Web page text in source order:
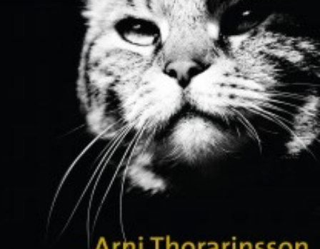
LIRE LA SUITE